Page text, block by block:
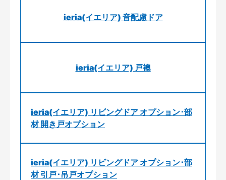
ieria(イエリア) 音配慮ドア
ieria(イエリア) 戸襖
ieria(イエリア) リビングドア オプション･部
材 開き戸オプション
ieria(イエリア) リビングドア オプション･部
材 引戸･吊戸オプション